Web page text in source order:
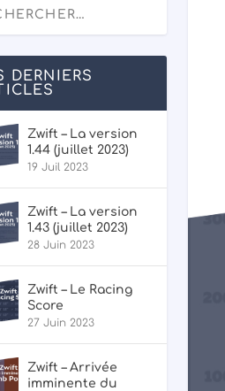
DERNIERS
Zwift – La version
1.44 (juillet 2023)
19 Juil 2023
Zwift – La version
1.43 (juillet 2023)
28 Juin 2023
Zwift – Le Racing
Score
27 Juin 2023
Zwift – Arrivée
imminente du